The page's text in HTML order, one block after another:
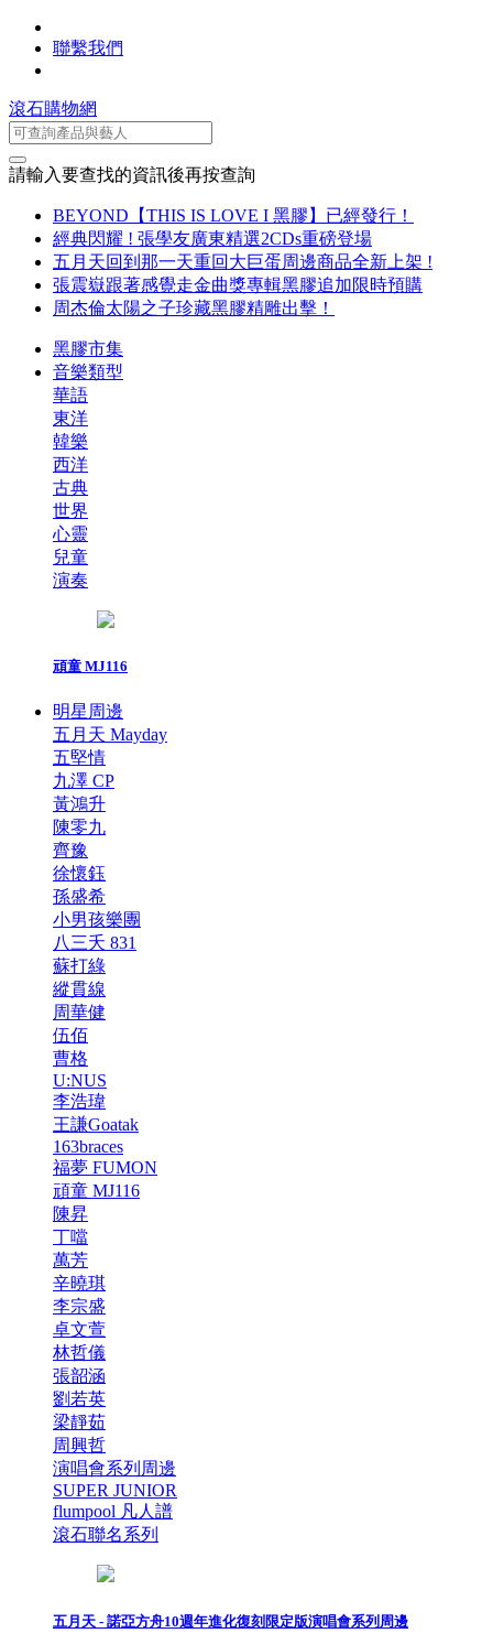
聯繫我們
滾石購物網
請輸入要查找的資訊後再按查詢
BEYOND【THIS IS LOVE I 黑膠】已經發行！
經典閃耀 ! 張學友廣東精選2CDs重磅登場
五月天回到那一天重回大巨蛋周邊商品全新上架 !
張震嶽跟著感覺走金曲獎專輯黑膠追加限時預購
周杰倫太陽之子珍藏黑膠精雕出擊！
黑膠市集
音樂類型
華語
東洋
韓樂
西洋
古典
世界
心靈
兒童
演奏
頑童 MJ116
明星周邊
五月天 Mayday
五堅情
九澤 CP
黃鴻升
陳零九
齊豫
徐懷鈺
孫盛希
小男孩樂團
八三夭 831
蘇打綠
縱貫線
周華健
伍佰
曹格
U:NUS
李浩瑋
王謙Goatak
163braces
福夢 FUMON
頑童 MJ116
陳昇
丁噹
萬芳
辛曉琪
李宗盛
卓文萱
林哲儀
張韶涵
劉若英
梁靜茹
周興哲
演唱會系列周邊
SUPER JUNIOR
flumpool 凡人譜
滾石聯名系列
五月天 - 諾亞方舟10週年進化復刻限定版演唱會系列周邊